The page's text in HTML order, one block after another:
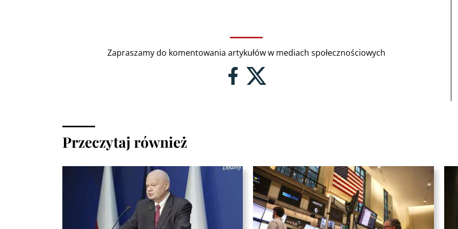
Zapraszamy do komentowania artykułów w mediach społecznościowych
Przeczytaj również